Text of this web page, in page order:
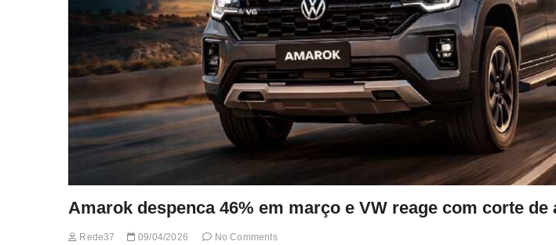
Amarok despenca 46% em março e VW reage com corte de
Rede37 09/04/2026 No Comments